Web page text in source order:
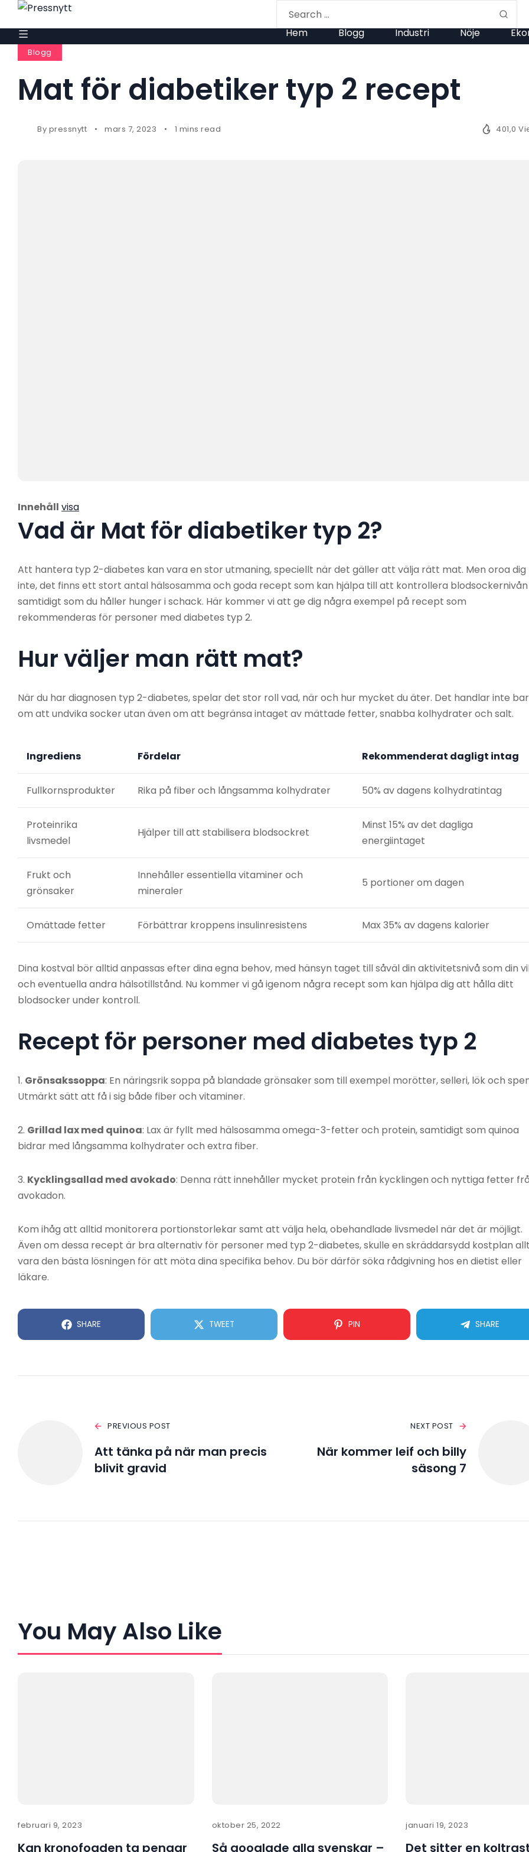
Hem Blogg Industri Nöje
Blogg
Mat för diabetiker typ 2 recept
By pressnytt mars 7, 2023 1 mins read 401,0
Innehåll visa
Vad är Mat för diabetiker typ 2?
Att hantera typ 2-diabetes kan vara en stor utmaning, speciellt när det gäller att välja rätt mat. Men oroa dig
inte, det finns ett stort antal hälsosamma och goda recept som kan hjälpa till att kontrollera blodsockernivån
samtidigt som du håller hunger i schack. Här kommer vi att ge dig några exempel på recept som
rekommenderas för personer med diabetes typ 2.
Hur väljer man rätt mat?
När du har diagnosen typ 2-diabetes, spelar det stor roll vad, när och hur mycket du äter. Det handlar inte
om att undvika socker utan även om att begränsa intaget av mättade fetter, snabba kolhydrater och salt.
Ingrediens Fördelar Rekommenderat dagligt intag
Fullkornsprodukter Rika på fiber och långsamma kolhydrater 50% av dagens kolhydratintag
Proteinrika
livsmedel
Hjälper till att stabilisera blodsockret
Minst 15% av det dagliga
energiintaget
Frukt och
grönsaker
Innehåller essentiella vitaminer och
mineraler
5 portioner om dagen
Omättade fetter Förbättrar kroppens insulinresistens Max 35% av dagens kalorier
Dina kostval bör alltid anpassas efter dina egna behov, med hänsyn taget till såväl din aktivitetsnivå som din
och eventuella andra hälsotillstånd. Nu kommer vi gå igenom några recept som kan hjälpa dig att hålla ditt
blodsocker under kontroll.
Recept för personer med diabetes typ 2
1. Grönsakssoppa: En näringsrik soppa på blandade grönsaker som till exempel morötter, selleri, lök och
Utmärkt sätt att få i sig både fiber och vitaminer.
2. Grillad lax med quinoa: Lax är fyllt med hälsosamma omega-3-fetter och protein, samtidigt som quinoa
bidrar med långsamma kolhydrater och extra fiber.
3. Kycklingsallad med avokado: Denna rätt innehåller mycket protein från kycklingen och nyttiga fetter
avokadon.
Kom ihåg att alltid monitorera portionstorlekar samt att välja hela, obehandlade livsmedel när det är möjligt.
Även om dessa recept är bra alternativ för personer med typ 2-diabetes, skulle en skräddarsydd kostplan
vara den bästa lösningen för att möta dina specifika behov. Du bör därför söka rådgivning hos en dietist eller
läkare.
SHARE TWEET PIN SHARE
PREVIOUS POST
Att tänka på när man precis
blivit gravid
NEXT POST
När kommer leif och billy
säsong 7
You May Also Like
februari 9, 2023
Kan kronofogden ta pengar
oktober 25, 2022
Så googlade alla svenskar –
januari 19, 2023
Det sitter en